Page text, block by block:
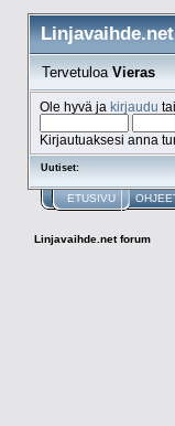
TervetuloaVieras
Ole hyvä ja kirjaudu tai
Kirjautuaksesi anna
Uutiset:
ETUSIVU
Linjavaihde.net forum